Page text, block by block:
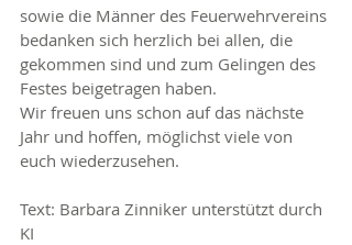
sowie die Männer des Feuerwehrvereins
bedanken sich herzlich bei allen, die
gekommen sind und zum Gelingen des
Festes beigetragen haben.
Wir freuen uns schon auf das nächste
Jahr und hoffen, möglichst viele von
euch wiederzusehen.
Text: Barbara Zinniker unterstützt durch
KI